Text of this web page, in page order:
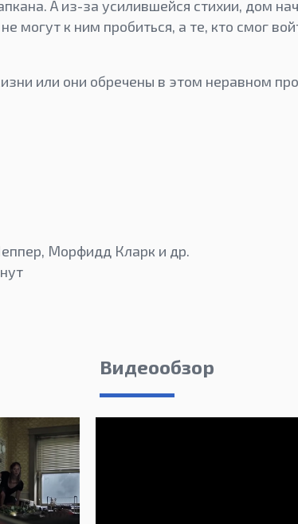
А из-за усилившейся стихии, дом
могут к ним пробиться, а те, кто смог
или они обречены в этом неравном
Морфидд Кларк и др.
Видеообзор